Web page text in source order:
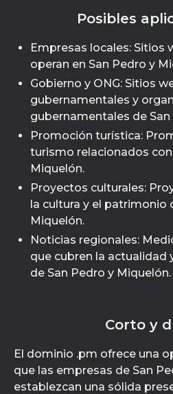
Posibles
Empresas locales: Sitios
operan en San Pedro y
Gobierno y ONG: Sitios
gubernamentales y
gubernamentales de
Promoción turística:
turismo relacionados
Miquelón.
Proyectos culturales:
la cultura y el patrimonio
Miquelón.
Noticias regionales:
que cubren la
de San Pedro y Miquelón.
Corto y
El dominio .pm ofrece una
que las empresas de San
establezcan una sólida